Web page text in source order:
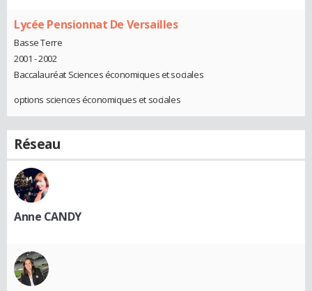
Lycée Pensionnat De Versailles
Basse Terre
2001 - 2002
Baccalauréat Sciences économiques et sociales
options sciences économiques et sociales
Réseau
Anne CANDY